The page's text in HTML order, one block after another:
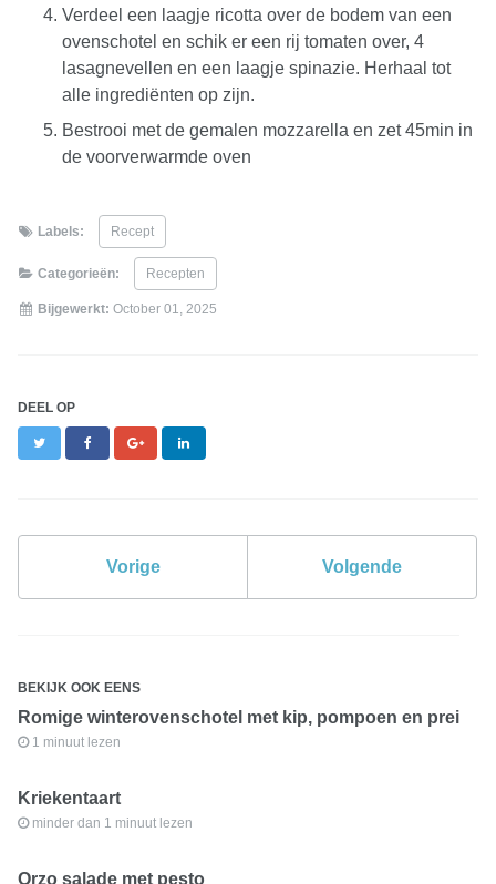
Verdeel een laagje ricotta over de bodem van een
ovenschotel en schik er een rij tomaten over, 4
lasagnevellen en een laagje spinazie. Herhaal tot
alle ingrediënten op zijn.
Bestrooi met de gemalen mozzarella en zet 45min in
de voorverwarmde oven
Labels: Recept
Categorieën: Recepten
Bijgewerkt: October 01, 2025
DEEL OP
Twitter FacebookGoogle+
Vorige Volgende
BEKIJK OOK EENS
Romige winterovenschotel met kip, pompoen en prei
1 minuut lezen
Kriekentaart
minder dan 1 minuut lezen
Orzo salade met pesto